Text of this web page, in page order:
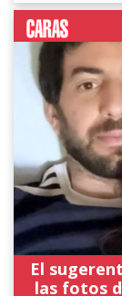
El
las fotos